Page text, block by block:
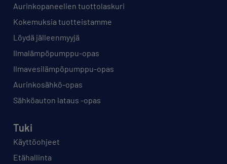
Aurinkopaneelien tuottolaskuri
Kokemuksia tuotteistamme
Löydä jälleenmyyjä
Ilmalämpöpumppu-opas
Ilmavesilämpöpumppu-opas
Aurinkosähkö-opas
Sähköauton lataus -opas
Tuki
Käyttöohjeet
Etähallinta